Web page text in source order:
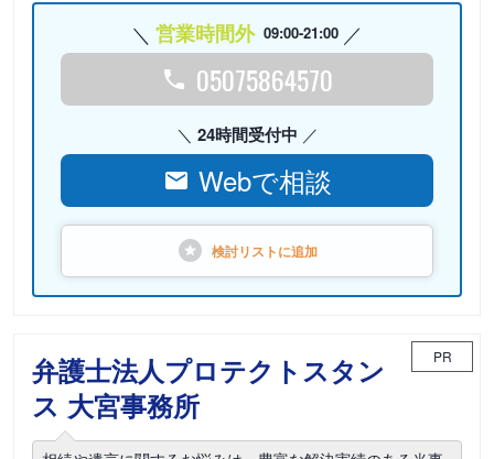
営業時間外 09:00-21:00
05075864570
24時間受付中
Webで相談
検討リストに追加
弁護士法人プロテクトスタン
ス 大宮事務所
PR